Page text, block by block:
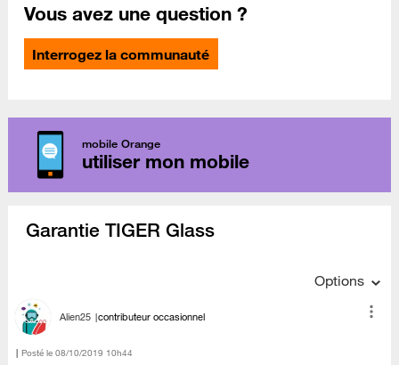
Vous avez une question ?
Interrogez la communauté
mobile Orange
utiliser mon mobile
Garantie TIGER Glass
Options
Alien25 contributeur occasionnel
Posté le ‎08/10/2019 10h44